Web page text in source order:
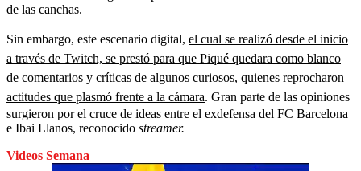
de las canchas.
Sin embargo, este escenario digital, el cual se realizó desde el inicio
a través de Twitch, se prestó para que Piqué quedara como blanco
de comentarios y críticas de algunos curiosos, quienes reprocharon
actitudes que plasmó frente a la cámara. Gran parte de las opiniones
surgieron por el cruce de ideas entre el exdefensa del FC Barcelona
e Ibai Llanos, reconocido streamer.
Videos Semana